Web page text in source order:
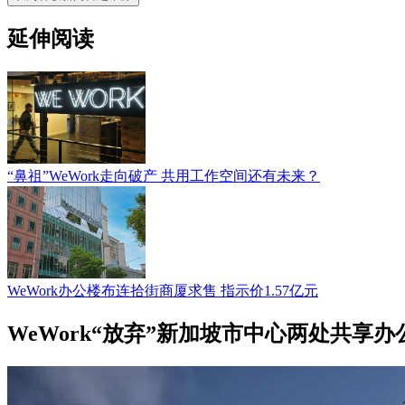
延伸阅读
“鼻祖”WeWork走向破产 共用工作空间还有未来？
WeWork办公楼布连拾街商厦求售 指示价1.57亿元
WeWork“放弃”新加坡市中心两处共享办